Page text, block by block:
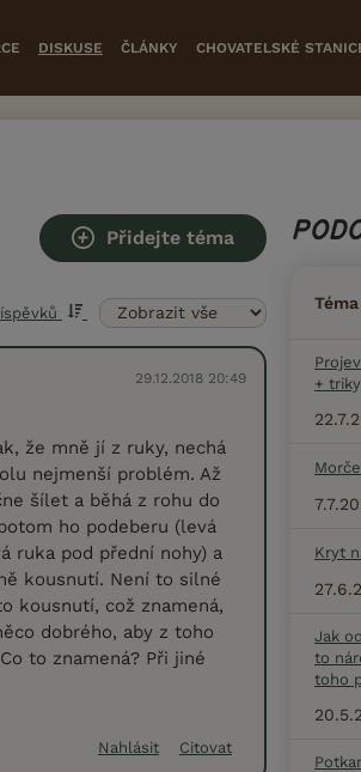
DISKUSE ČLÁNKY CHOVATELSKÉ
Přidejte téma
29.12.2018 20:49
že mně jí z ruky, nechá
nejmenší problém. Až
šílet a běhá z rohu do
ho podeberu (levá
ruka pod přední nohy) a
kousnutí. Není to silné
kousnutí, což znamená,
dobrého, aby z toho
to znamená? Při jiné
Nahlásit Citovat
Téma
+
Morče
Kryt
Jak
to
toho